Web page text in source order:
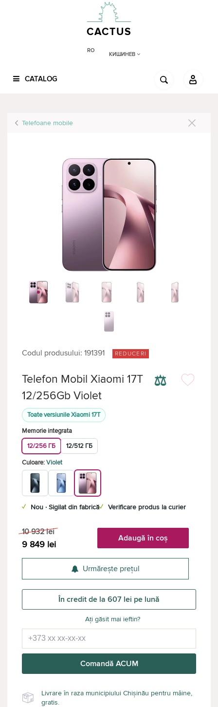
CACTUS
RO
КИШИНЕВ
CATALOG
Telefoane mobile
Codul produsului: 191391 REDUCERI
⚖
Telefon Mobil Xiaomi 17T
12/256Gb Violet
Toate versiunile Xiaomi 17T
Memorie integrata
12/256 ГБ
12/512 ГБ
Culoare:Violet
✓ Nou · Sigilat din fabrică✓ Verificare produs la curier
10 932 lei
9 849 lei
Adaugă în coș
Urmărește prețul
În credit de la 607 lei pe lună
Ați găsit mai ieftin?
Comandă ACUM
Livrare în raza municipiului Chișinău pentru mâine,
gratis.